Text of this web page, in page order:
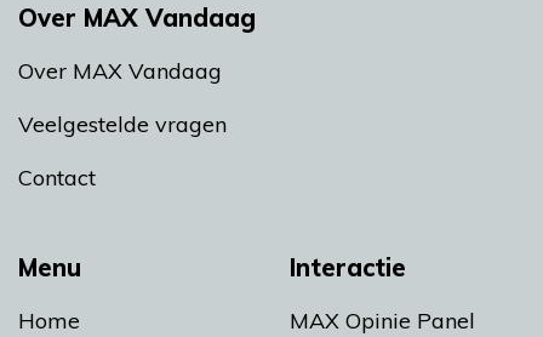
Menu
Home
Interactie
MAX Opinie Panel
Over MAX Vandaag
Over MAX Vandaag
Veelgestelde vragen
Contact